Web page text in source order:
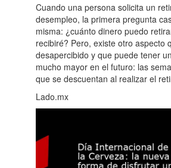
Cuando una persona solicita un
desempleo, la primera pregunta
misma: ¿cuánto dinero puedo
recibiré? Pero, existe otro aspecto
desapercibido y que puede tener
mucho mayor en el futuro: las
que se descuentan al realizar el
Lado.mx